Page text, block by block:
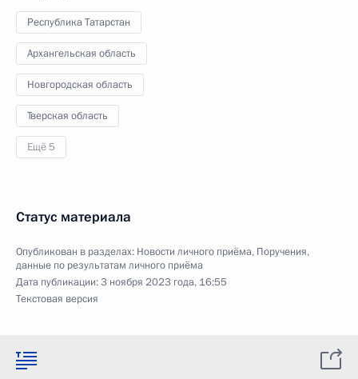
Республика Татарстан
Архангельская область
Новгородская область
Тверская область
Ещё 5
Статус материала
Опубликован в разделах: Новости личного приёма, Поручения,
данные по результатам личного приёма
Дата публикации:3 ноября 2023 года, 16:55
Текстовая версия